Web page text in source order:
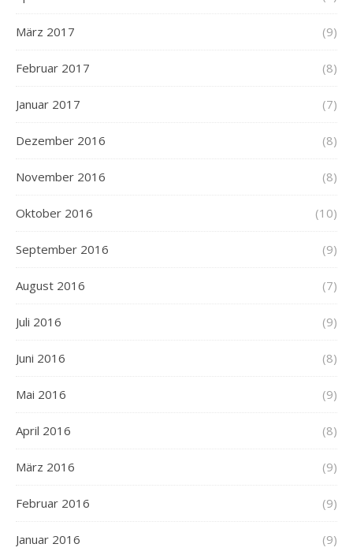
März 2017 (9)
Februar 2017 (8)
Januar 2017 (7)
Dezember 2016 (8)
November 2016 (8)
Oktober 2016 (10)
September 2016 (9)
August 2016 (7)
Juli 2016 (9)
Juni 2016 (8)
Mai 2016 (9)
April 2016 (8)
März 2016 (9)
Februar 2016 (9)
Januar 2016 (9)